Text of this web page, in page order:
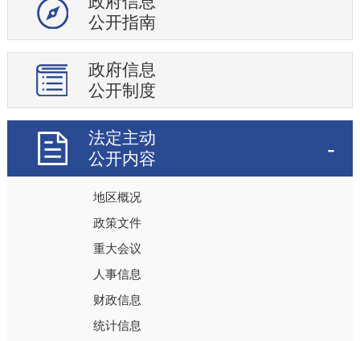
公开指南
政府信息
公开制度
法定主动
公开内容
地区概况
政策文件
重大会议
人事信息
财政信息
统计信息